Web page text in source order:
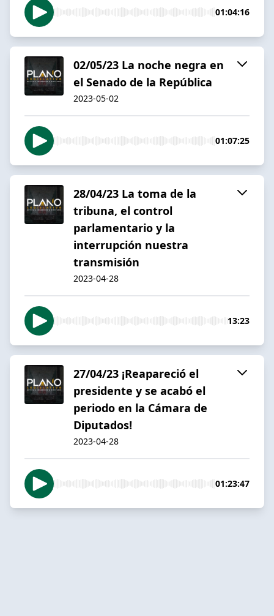
01:04:16
02/05/23 La noche negra en
el Senado de la República
2023-05-02
01:07:25
28/04/23 La toma de la
tribuna, el control
parlamentario y la
interrupción nuestra
transmisión
2023-04-28
13:23
27/04/23 ¡Reapareció el
presidente y se acabó el
periodo en la Cámara de
Diputados!
2023-04-28
01:23:47